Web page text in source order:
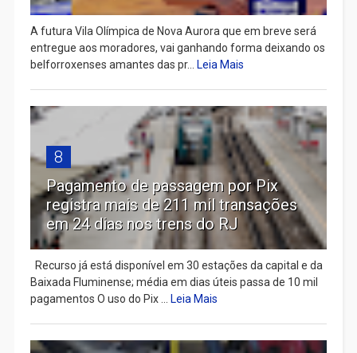
A futura Vila Olímpica de Nova Aurora que em breve será
entregue aos moradores, vai ganhando forma deixando os
belforroxenses amantes das pr... Leia Mais
8
Pagamento de passagem por Pix
registra mais de 211 mil transações
em 24 dias nos trens do RJ
Recurso já está disponível em 30 estações da capital e da
Baixada Fluminense; média em dias úteis passa de 10 mil
pagamentos O uso do Pix ... Leia Mais